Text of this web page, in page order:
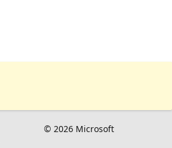
© 2026 Microsoft